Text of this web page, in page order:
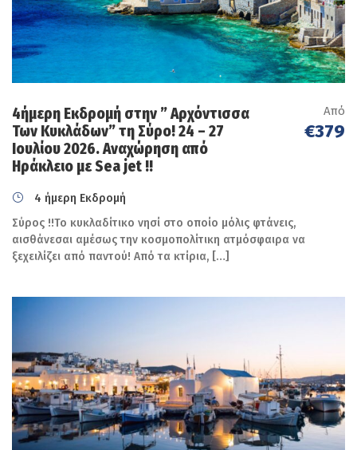
4 (τέσσερις ) διανυκτερεύσεις στη Μήλο στο
ξενοδοχείο 3*LAGADA BEACH με πρωινό
Μεταφορές και εκδρομή με σύγχρονο,
κλιματιζόμενο πούλμαν σύμφωνα με το
Συνοδός /Αρχηγός του γραφείου μας
Ασφάλεια Αστικής Ευθύνης. ΦΠΑ, Ατομικές
αποδείξεις.
Δεν Περιλαμβάνονται:
Φόρος Διαμονής/Διανυκτέρευσης στο
ξενοδοχείο 0,50 €/δωμάτιο ανά ημέρα
35€/άτομο τιμή γκρουπ με προκράτηση
(Αναχώρηση από ΑΔΑΜΑΝΤΑ 09:00 επιστροφή
18.30),
Απαράιτητος εξοπλισμός:
4ήμερη Εκδρομή στην ” Αρχόντισσα
Των Κυκλάδων” τη Σύρο! 24 – 27
Ιουλίου 2026. Αναχώρηση από
Ηράκλειο με Sea jet !!
Από
€379
4 ήμερη Εκδρομή
Σύρος !!Το κυκλαδίτικο νησί στο οποίο μόλις φτάνεις,
αισθάνεσαι αμέσως την κοσμοπολίτικη ατμόσφαιρα να
ξεχειλίζει από παντού! Από τα κτίρια, […]